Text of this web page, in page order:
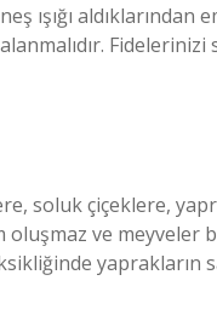
ışığı aldıklarından
soluk çiçeklere,
oluşmaz ve meyveler
yaprakların